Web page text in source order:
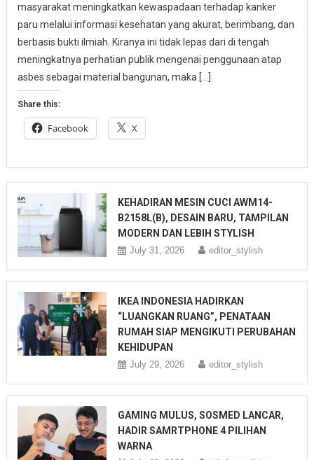
masyarakat meningkatkan kewaspadaan terhadap kanker
paru melalui informasi kesehatan yang akurat, berimbang, dan
berbasis bukti ilmiah. Kiranya ini tidak lepas dari di tengah
meningkatnya perhatian publik mengenai penggunaan atap
asbes sebagai material bangunan, maka […]
Share this:
Facebook X
KEHADIRAN MESIN CUCI AWM14-
B2158L(B), DESAIN BARU, TAMPILAN
MODERN DAN LEBIH STYLISH
July 31, 2026 editor_stylish
IKEA INDONESIA HADIRKAN
“LUANGKAN RUANG”, PENATAAN
RUMAH SIAP MENGIKUTI PERUBAHAN
KEHIDUPAN
July 29, 2026 editor_stylish
GAMING MULUS, SOSMED LANCAR,
HADIR SAMRTPHONE 4 PILIHAN
WARNA